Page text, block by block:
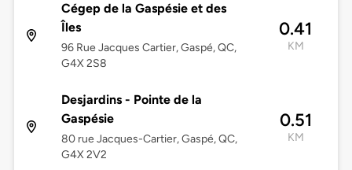
Cégep de la Gaspésie et des
Îles
96 Rue Jacques Cartier, Gaspé, QC,
G4X 2S8
0.41
KM
Desjardins - Pointe de la
Gaspésie
80 rue Jacques-Cartier, Gaspé, QC,
G4X 2V2
0.51
KM